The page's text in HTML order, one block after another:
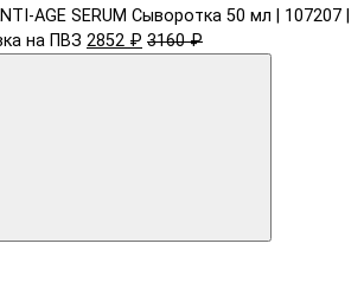
AGE SERUM Сыворотка 50 мл | 107207 |
на ПВЗ 2852 ₽ 3160 ₽